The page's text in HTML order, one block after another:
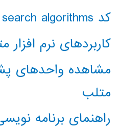
کد classical AI search algorithms
کاربردهای نرم افزار
مشاهده واحدهای
متلب
راهنمای برنامه